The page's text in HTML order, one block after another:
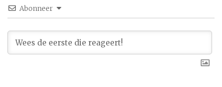
Abonneer